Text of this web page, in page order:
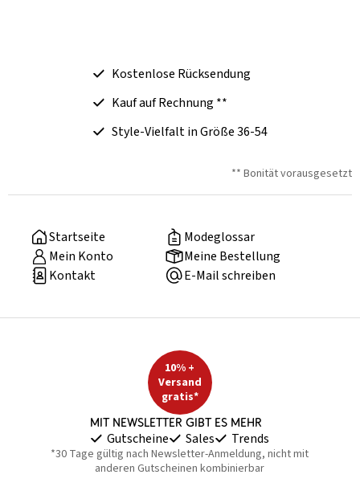
Kostenlose Rücksendung
Kauf auf Rechnung **
Style-Vielfalt in Größe 36-54
** Bonität vorausgesetzt
Startseite
Modeglossar
Mein Konto
Meine Bestellung
Kontakt
E-Mail schreiben
10% +
Versand
gratis*
Mit Newsletter gibt es mehr
Gutscheine Sales Trends
*30 Tage gültig nach Newsletter-Anmeldung, nicht mit
anderen Gutscheinen kombinierbar